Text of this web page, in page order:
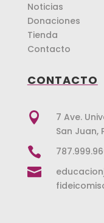
Noticias
Donaciones
Tienda
Contacto
CONTACTO

7 Ave.
San Juan,

